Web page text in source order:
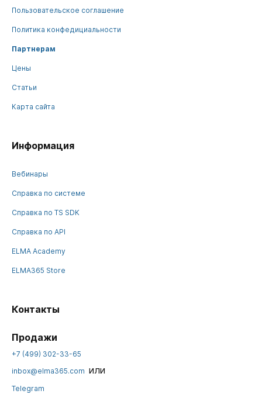
Пользовательское соглашение
Политика конфедициальности
Партнерам
Цены
Статьи
Карта сайта
Информация
Вебинары
Справка по системе
Справка по TS SDK
Справка по API
ELMA Academy
ELMA365 Store
Контакты
Продажи
+7 (499) 302-33-65
inbox@elma365.com или
Telegram